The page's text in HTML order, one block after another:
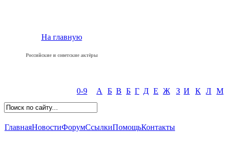
На главную
Российские и советские актёры
0-9 А Б В Б Г Д Е Ж З И К Л М
ГлавнаяНовостиФорумСсылкиПомощьКонтакты